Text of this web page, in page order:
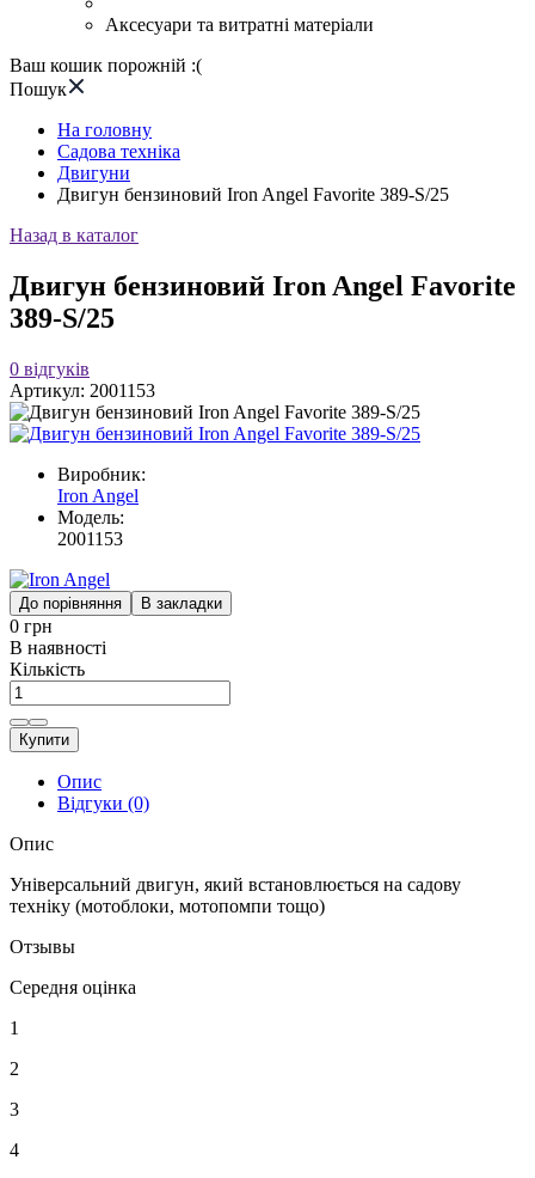
Аксесуари та витратні матеріали
Ваш кошик порожній :(
Пошук
На головну
Садова техніка
Двигуни
Двигун бензиновий Iron Angel Favorite 389-S/25
Назад в каталог
Двигун бензиновий Iron Angel Favorite
389-S/25
0 відгуків
Артикул: 2001153
Виробник:
Iron Angel
Модель:
2001153
До порівняння В закладки
0 грн
В наявності
Кількість
Купити
Опис
Відгуки (0)
Опис
Універсальний двигун, який встановлюється на садову
техніку (мотоблоки, мотопомпи тощо)
Отзывы
Середня оцінка
1
2
3
4